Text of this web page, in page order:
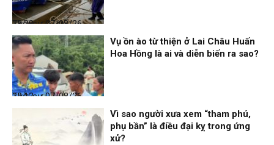
Thời sự
07/08/26, 23:28
Thời sự
07/08/26, 22:13
Vụ ồn ào từ thiện ở Lai Châu Huấn
Hoa Hồng là ai và diễn biến ra sao?
Vì sao người xưa xem “tham phú,
phụ bần” là điều đại kỵ trong ứng
xử?